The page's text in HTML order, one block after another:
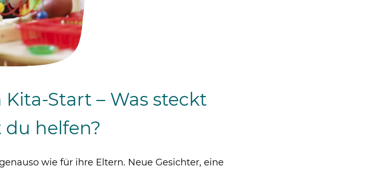
Start – Was steckt
helfen?
wie für ihre Eltern. Neue Gesichter, eine